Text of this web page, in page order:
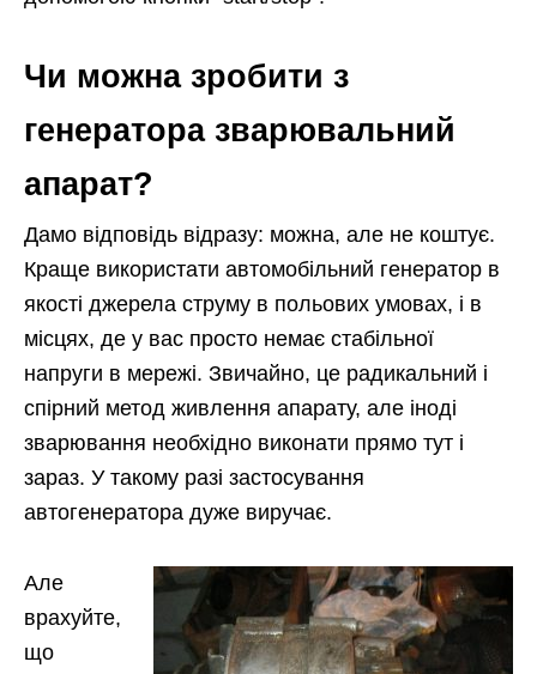
Чи можна зробити з
генератора зварювальний
апарат?
Дамо відповідь відразу: можна, але не коштує.
Краще використати автомобільний генератор в
якості джерела струму в польових умовах, і в
місцях, де у вас просто немає стабільної
напруги в мережі. Звичайно, це радикальний і
спірний метод живлення апарату, але іноді
зварювання необхідно виконати прямо тут і
зараз. У такому разі застосування
автогенератора дуже виручає.
Але
врахуйте,
що